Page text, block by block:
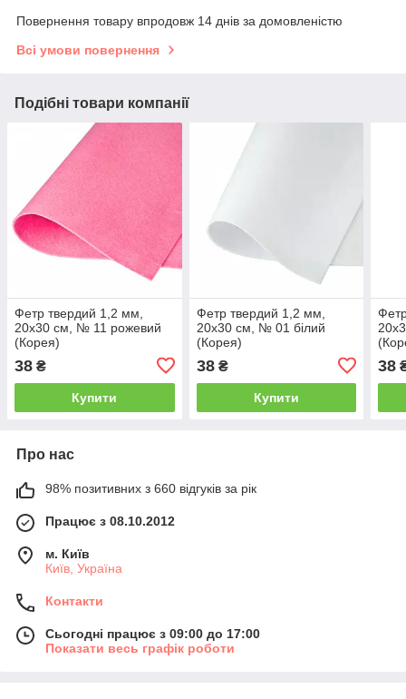
Повернення товару впродовж 14 днів за домовленістю
Всі умови повернення
Подібні товари компанії
Фетр твердий 1,2 мм,
20х30 см, № 11 рожевий
(Корея)
38 ₴
Купити
Фетр твердий 1,2 мм,
20х30 см, № 01 білий
(Корея)
38₴
Купити
38
Про нас
98% позитивних з 660 відгуків за рік
Працює з 08.10.2012
м. Київ
Київ, Україна
Контакти
Сьогодні працює з 09:00 до 17:00
Показати весь графік роботи